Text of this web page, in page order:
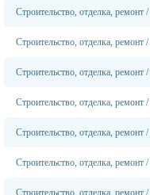
Строительство, отделка, ремонт /
Строительство, отделка, ремонт /
Строительство, отделка, ремонт /
Строительство, отделка, ремонт /
Строительство, отделка, ремонт /
Строительство, отделка, ремонт /
Строительство, отделка, ремонт /